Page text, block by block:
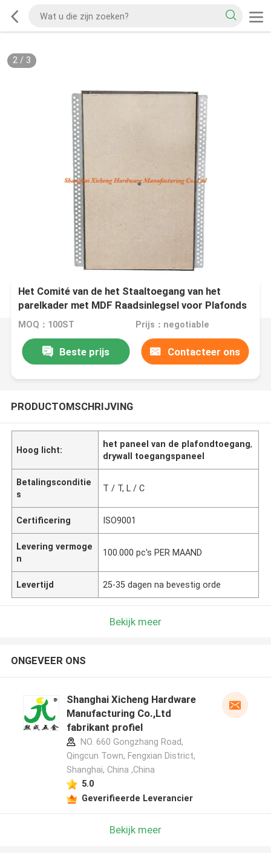
2/ 3
Het Comité van de het Staaltoegang van het
parelkader met MDF Raadsinlegsel voor Plafonds
en Muren
MOQ：100ST Prijs：negotiable
Beste prijs Contacteer ons
PRODUCTOMSCHRIJVING
Hoog licht:
het paneel van de plafondtoegang,
drywall toegangspaneel
Betalingsconditie
s
T / T, L / C
Certificering ISO9001
Levering vermoge
n
100.000 pc's PER MAAND
Levertijd 25-35 dagen na bevestig orde
Bekijk meer
ONGEVEER ONS
Shanghai Xicheng Hardware
Manufacturing Co.,Ltd
fabrikant profiel
NO. 660 Gongzhang Road,
Qingcun Town, Fengxian District,
Shanghai, China ,China
5.0
Geverifieerde Leverancier
Bekijk meer